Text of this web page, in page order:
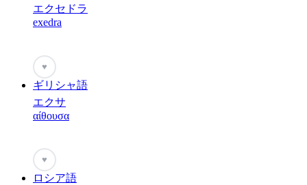
エクセドラ
exedra
♥
ギリシャ語
エクサ
αίθουσα
♥
ロシア語